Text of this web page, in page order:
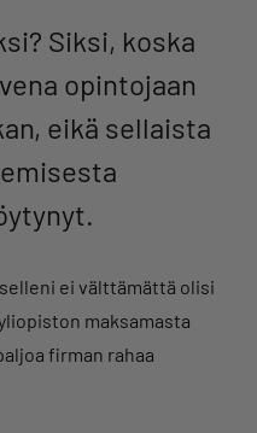
Siksi, koska
opintojaan
eikä sellaista
ei välttämättä olisi
maksamasta
firman rahaa